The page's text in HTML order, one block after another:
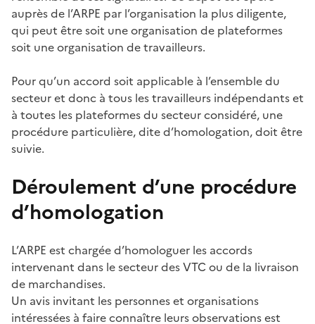
auprès de l’ARPE par l’organisation la plus diligente,
qui peut être soit une organisation de plateformes
soit une organisation de travailleurs.
Pour qu’un accord soit applicable à l’ensemble du
secteur et donc à tous les travailleurs indépendants et
à toutes les plateformes du secteur considéré, une
procédure particulière, dite d’homologation, doit être
suivie.
Déroulement d’une procédure
d’homologation
L’ARPE est chargée d’homologuer les accords
intervenant dans le secteur des VTC ou de la livraison
de marchandises.
Un avis invitant les personnes et organisations
intéressées à faire connaître leurs observations est